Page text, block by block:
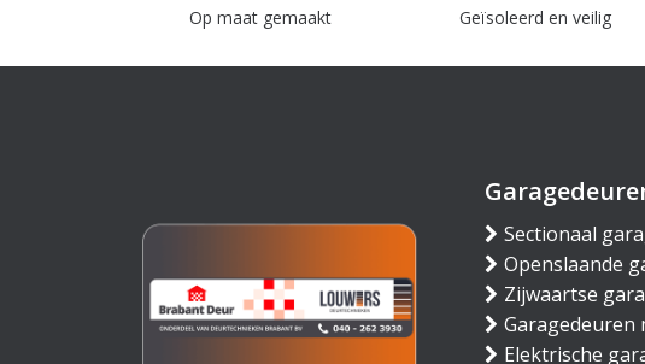
Op maat gemaakt Geïsoleerd en veilig
Sectionaal
Openslaande
Zijwaartse
Garagedeuren
Elektrische